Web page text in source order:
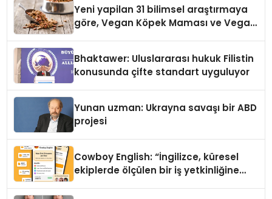
Yeni yapilan 31 bilimsel araştırmaya
göre, Vegan Köpek Maması ve Vegan
Bhaktawer: Uluslararası hukuk Filistin
konusunda çifte standart uyguluyor
Yunan uzman: Ukrayna savaşı bir ABD
projesi
Cowboy English: “İngilizce, küresel
ekiplerde ölçülen bir iş yetkinliğine